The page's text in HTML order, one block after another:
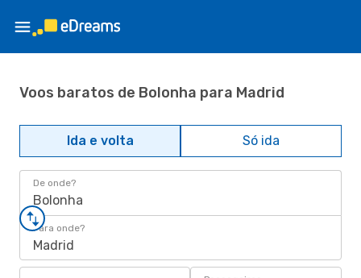
Voos baratos de Bolonha para Madrid
Ida e volta Só ida
De onde?
Bolonha
Para onde?
Madrid